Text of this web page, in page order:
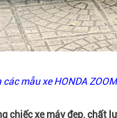
mẫu xe HONDA
chiếc xe máy đẹp, chất